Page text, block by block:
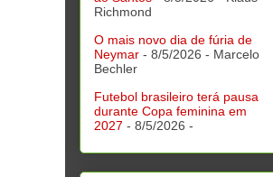
Richmond
O mais novo dia de fúria de
Neymar - 8/5/2026 - Marcelo
Bechler
Futebol brasileiro terá pausa
durante Copa feminina em
2027 - 8/5/2026 -